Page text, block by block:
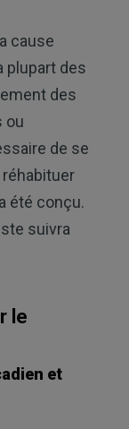
cause
plupart des
des
ou
de se
été conçu.
suivra
le
et